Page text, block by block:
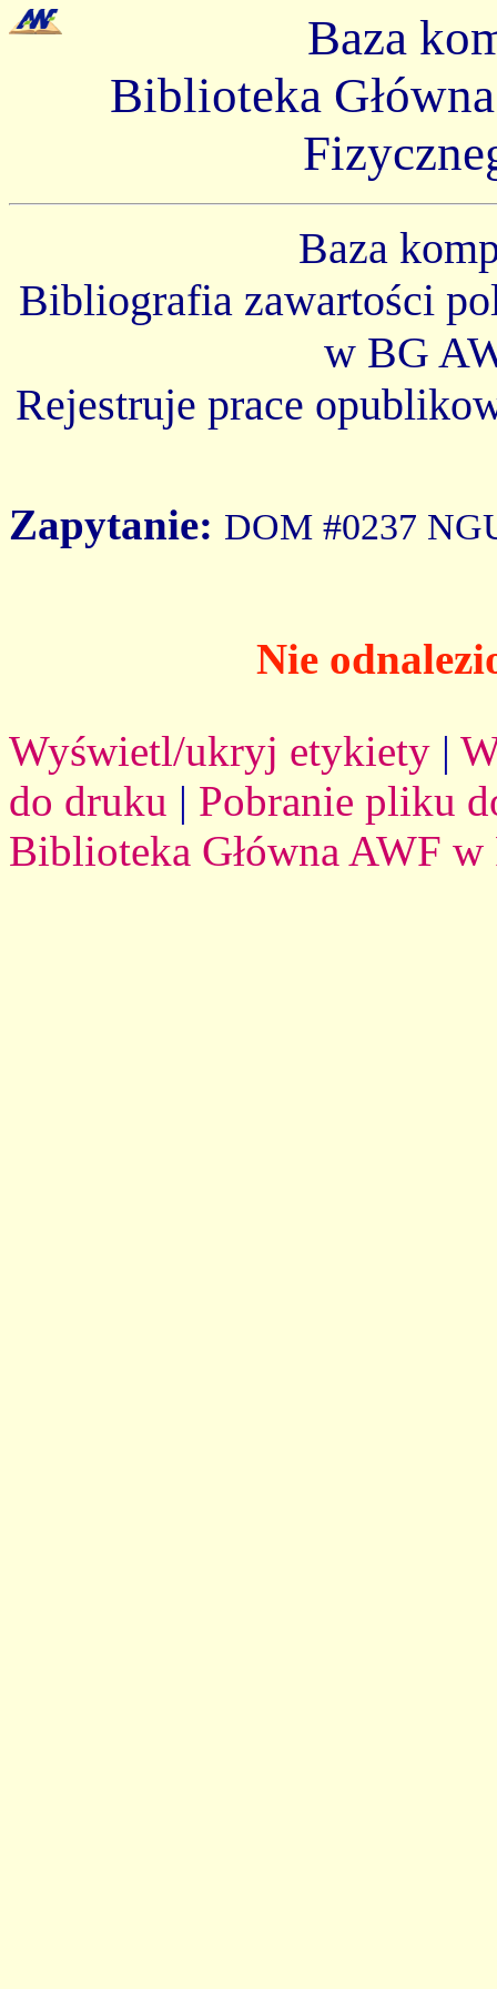
Baza
Biblioteka
Baza
Bibliografia zawartości
w BG
Rejestruje prace
Zapytanie: DOM #0237
Nie
Wyświetl/ukryj etykiety |
do druku | Pobranie pliku
Biblioteka Główna AWF w